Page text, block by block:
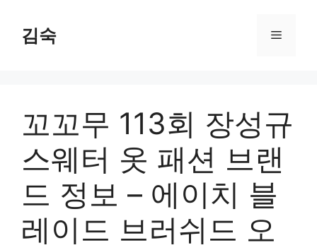
content
김숙 Menu
꼬꼬무 113회 장성규
스웨터 옷 패션 브랜
드 정보 – 에이치 블
레이드 브러쉬드 오